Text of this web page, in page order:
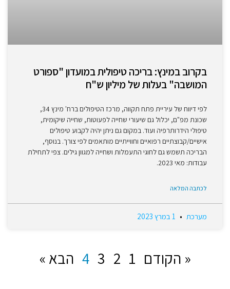
בקרוב במינץ: בריכה טיפולית במועדון "ספורט
המושבה" בעלות של מיליון ש"ח
לפי דיווח של עיריית פתח תקווה, מרכז הטיפולים ברח' מינץ 34,
שכונת מפ"ם, יכלול גם שיעורי שחייה לפעוטות, שחייה שיקומית,
טיפולי הידרותרפיה ועוד. במקום גם ניתן יהיה לקבוע טיפולים
אישיים/קבוצתיים רפואיים וחווייתיים מותאמים לפי צורך. בנוסף,
הבריכה תשמש גם לחוגי התעמלות ושחייה למגוון גילים. צפי לתחילת
עבודות: מאי 2023.
לכתבה המלאה
מערכת
« הקודם 1
2
3
4 הבא »